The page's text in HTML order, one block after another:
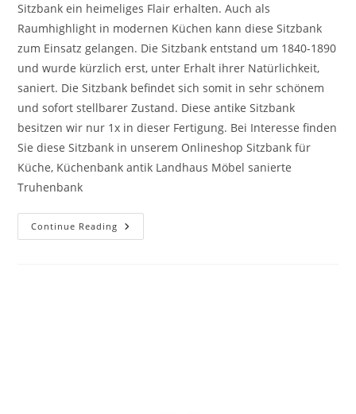
Sitzbank ein heimeliges Flair erhalten. Auch als
Raumhighlight in modernen Küchen kann diese Sitzbank
zum Einsatz gelangen. Die Sitzbank entstand um 1840-1890
und wurde kürzlich erst, unter Erhalt ihrer Natürlichkeit,
saniert. Die Sitzbank befindet sich somit in sehr schönem
und sofort stellbarer Zustand. Diese antike Sitzbank
besitzen wir nur 1x in dieser Fertigung. Bei Interesse finden
Sie diese Sitzbank in unserem Onlineshop Sitzbank für
Küche, Küchenbank antik Landhaus Möbel sanierte
Truhenbank
Continue Reading